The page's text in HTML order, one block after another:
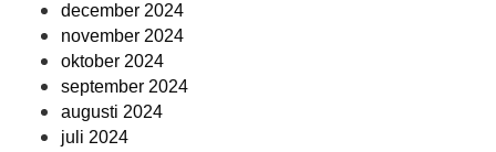
december 2024
november 2024
oktober 2024
september 2024
augusti 2024
juli 2024